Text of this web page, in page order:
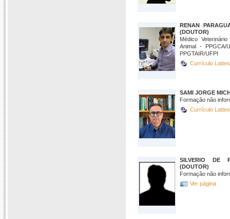
RENAN
(DOUTOR)
Médico
Animal - PPGCA/
PPGTAIR/UFPI
Currículo
SAMI JORGE
Formação não
Currículo
SILVERIO DE
(DOUTOR)
Formação não
Ver página